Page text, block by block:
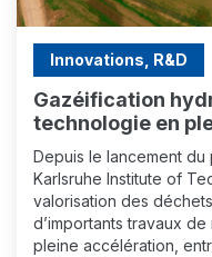
Innovations, R&D
Gazéification
technologie en
Depuis le lancement
Karlsruhe Institute of
valorisation des
d’importants travaux
pleine accélération,